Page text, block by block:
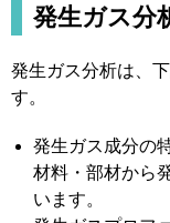
発生ガス分
発生ガス分析は、
す。
発生ガス成分の
材料・部材から
います。